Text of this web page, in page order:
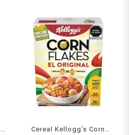
Cereal Kellogg’s Corn